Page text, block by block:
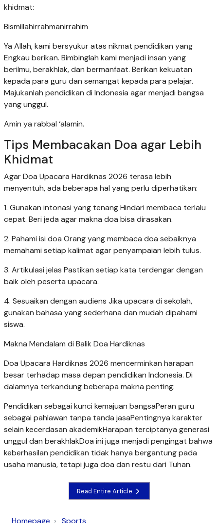
khidmat:
Bismillahirrahmanirrahim
Ya Allah, kami bersyukur atas nikmat pendidikan yang
Engkau berikan. Bimbinglah kami menjadi insan yang
berilmu, berakhlak, dan bermanfaat. Berikan kekuatan
kepada para guru dan semangat kepada para pelajar.
Majukanlah pendidikan di Indonesia agar menjadi bangsa
yang unggul.
Amin ya rabbal ‘alamin.
Tips Membacakan Doa agar Lebih
Khidmat
Agar Doa Upacara Hardiknas 2026 terasa lebih
menyentuh, ada beberapa hal yang perlu diperhatikan:
1. Gunakan intonasi yang tenang Hindari membaca terlalu
cepat. Beri jeda agar makna doa bisa dirasakan.
2. Pahami isi doa Orang yang membaca doa sebaiknya
memahami setiap kalimat agar penyampaian lebih tulus.
3. Artikulasi jelas Pastikan setiap kata terdengar dengan
baik oleh peserta upacara.
4. Sesuaikan dengan audiens Jika upacara di sekolah,
gunakan bahasa yang sederhana dan mudah dipahami
siswa.
Makna Mendalam di Balik Doa Hardiknas
Doa Upacara Hardiknas 2026 mencerminkan harapan
besar terhadap masa depan pendidikan Indonesia. Di
dalamnya terkandung beberapa makna penting:
Pendidikan sebagai kunci kemajuan bangsaPeran guru
sebagai pahlawan tanpa tanda jasaPentingnya karakter
selain kecerdasan akademikHarapan terciptanya generasi
unggul dan berakhlakDoa ini juga menjadi pengingat bahwa
keberhasilan pendidikan tidak hanya bergantung pada
usaha manusia, tetapi juga doa dan restu dari Tuhan.
Read Entire Article
Homepage
Sports